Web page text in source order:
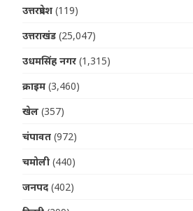
उत्तरप्रदेश (119)
उत्तराखंड (25,047)
उधमसिंह नगर (1,315)
क्राइम (3,460)
खेल (357)
चंपावत (972)
चमोली (440)
जनपद (402)